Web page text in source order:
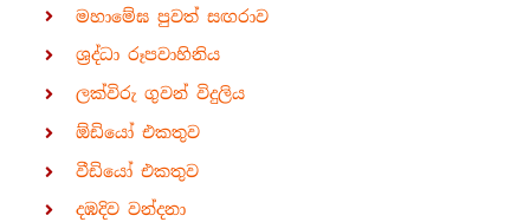
මහාමේඝ පුවත් සඟරාව
ශ්‍රද්ධා රූපවාහිනිය
ලක්විරු ගුවන් විදුලිය
ඕඩියෝ එකතුව
වීඩියෝ එකතුව
දඹදිව වන්දනා